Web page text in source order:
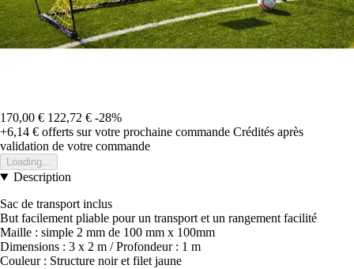
170,00 € 122,72 € -28%
+6,14 € offerts sur votre prochaine commande Crédités après
validation de votre commande
Loading...
Description
Sac de transport inclus
But facilement pliable pour un transport et un rangement facilité
Maille : simple 2 mm de 100 mm x 100mm
Dimensions : 3 x 2 m / Profondeur : 1 m
Couleur : Structure noir et filet jaune